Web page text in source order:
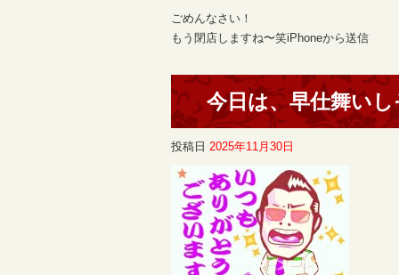
ごめんなさい！
もう閉店しますね〜笑iPhoneから送信
今日は、早仕舞い
投稿日 2025年11月30日